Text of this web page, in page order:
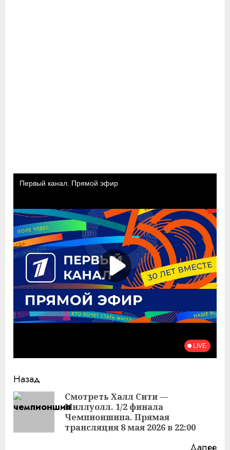
Продолжить
чтение
Назад
Смотреть Халл Сити —
Миллуолл. 1/2 финала
Чемпионшипа. Прямая
трансляция 8 мая 2026 в 22:00